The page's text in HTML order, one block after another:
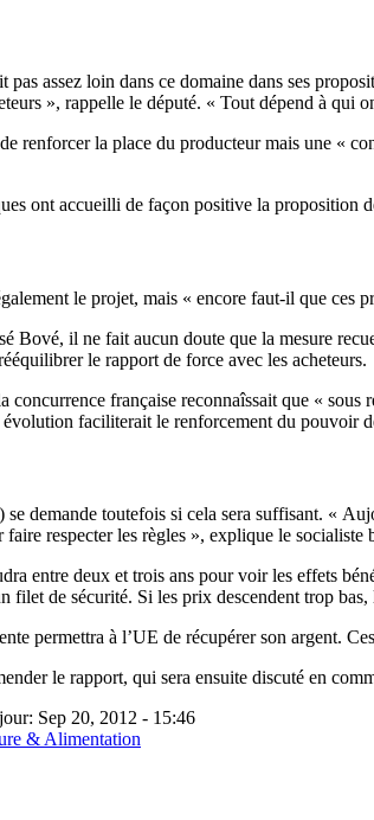
assez loin dans ce domaine dans ses
», rappelle le député. « Tout dépend à
renforcer la place du producteur mais une «
ont accueilli de façon positive la proposition
le projet, mais « encore faut-il que
Bové, il ne fait aucun doute que la mesure
le rapport de force avec les acheteurs.
concurrence française reconnaîssait que «
faciliterait le renforcement du pouvoir
demande toutefois si cela sera suffisant. «
respecter les règles », explique le socialiste
entre deux et trois ans pour voir les effets
filet de sécurité. Si les prix descendent trop
permettra à l’UE de récupérer son argent.
le rapport, qui sera ensuite discuté en
Sep 20, 2012 - 15:46
& Alimentation